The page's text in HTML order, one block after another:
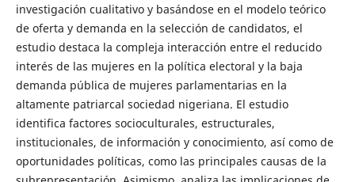
investigación cualitativo y basándose en el modelo teórico
de oferta y demanda en la selección de candidatos, el
estudio destaca la compleja interacción entre el reducido
interés de las mujeres en la política electoral y la baja
demanda pública de mujeres parlamentarias en la
altamente patriarcal sociedad nigeriana. El estudio
identifica factores socioculturales, estructurales,
institucionales, de información y conocimiento, así como de
oportunidades políticas, como las principales causas de la